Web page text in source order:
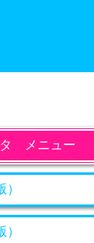
タ メニュー